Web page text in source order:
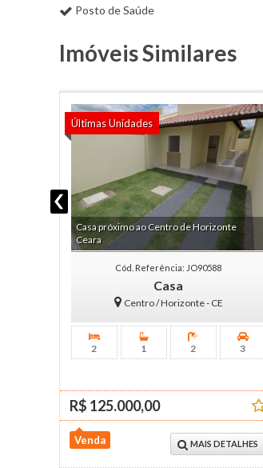
Posto de Saúde
Imóveis Similares
Últimas Unidades
Casa próximo ao Centro de Horizonte
Ceara
Cód. Referência: JO90588
Casa
Centro / Horizonte - CE
Venda
R$ 125.000,00
MAIS DETALHES
2 1 2 3